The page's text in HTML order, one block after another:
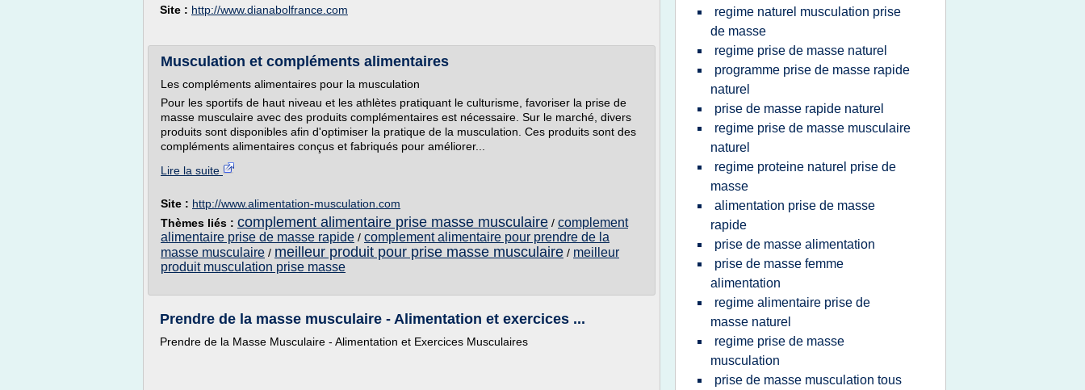
Site : http://www.dianabolfrance.com
Musculation et compléments alimentaires
Les compléments alimentaires pour la musculation
Pour les sportifs de haut niveau et les athlètes pratiquant le culturisme, favoriser la prise de
masse musculaire avec des produits complémentaires est nécessaire. Sur le marché, divers
produits sont disponibles afin d'optimiser la pratique de la musculation. Ces produits sont des
compléments alimentaires conçus et fabriqués pour améliorer...
Lire la suite
Site : http://www.alimentation-musculation.com
Thèmes liés : complement alimentaire prise masse musculaire / complement
alimentaire prise de masse rapide / complement alimentaire pour prendre de la
masse musculaire / meilleur produit pour prise masse musculaire / meilleur
produit musculation prise masse
Prendre de la masse musculaire - Alimentation et exercices ...
Prendre de la Masse Musculaire - Alimentation et Exercices Musculaires
regime naturel musculation prise
de masse
regime prise de masse naturel
programme prise de masse rapide
naturel
prise de masse rapide naturel
regime prise de masse musculaire
naturel
regime proteine naturel prise de
masse
alimentation prise de masse
rapide
prise de masse alimentation
prise de masse femme
alimentation
regime alimentaire prise de
masse naturel
regime prise de masse
musculation
prise de masse musculation tous